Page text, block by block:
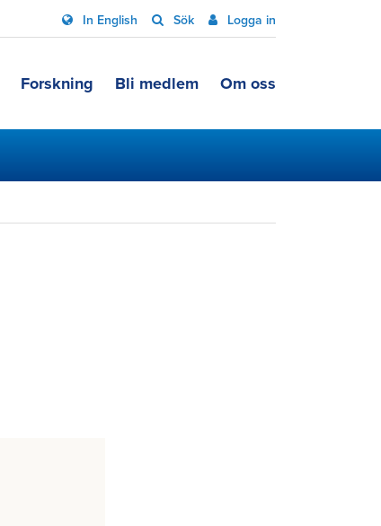
In English Sök Logga in
Forskning Bli medlem Om oss